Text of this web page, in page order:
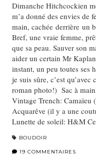
Dimanche Hitchcockien
m’a donné des envies de
main, cachée derrière un
Bref, une vraie femme,
que sa peau. Sauver son
aider un certain Mr
instant, un peu toutes
je suis sûre, c’est
roman photo!) Sac à
Vintage Trench: Camaïeu
Acquarêve (il y a une
Lunette de soleil: H&M
BOUDOIR
19 COMMENTAIRES